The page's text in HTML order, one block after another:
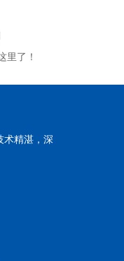
里了！
术精湛，深